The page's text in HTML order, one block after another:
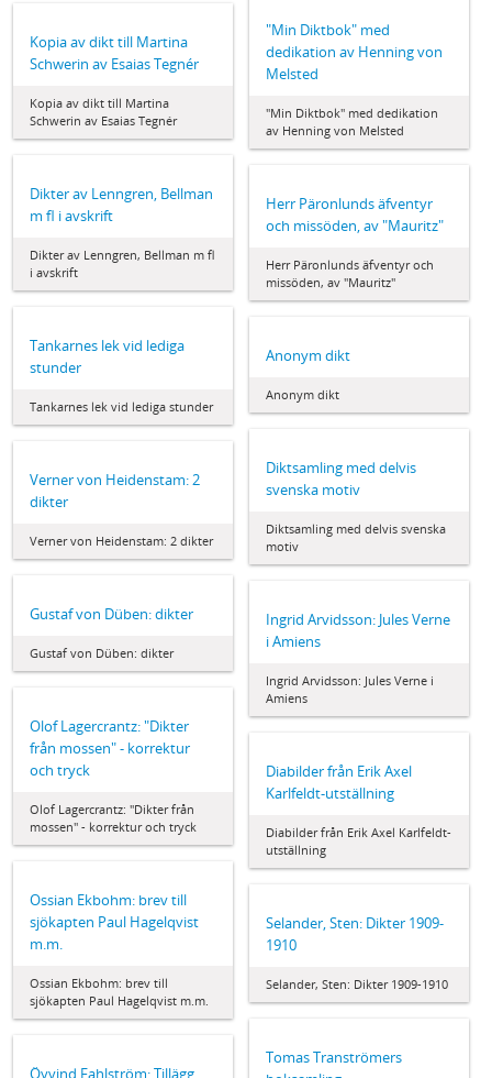
"Min Diktbok" med
dedikation av Henning von
Melsted
"Min Diktbok" med dedikation
av Henning von Melsted
Kopia av dikt till Martina
Schwerin av Esaias Tegnér
Kopia av dikt till Martina
Schwerin av Esaias Tegnér
Dikter av Lenngren, Bellman
m fl i avskrift
Dikter av Lenngren, Bellman m fl
i avskrift
Herr Päronlunds äfventyr
och missöden, av "Mauritz"
Herr Päronlunds äfventyr och
missöden, av "Mauritz"
Tankarnes lek vid lediga
stunder
Tankarnes lek vid lediga stunder
Anonym dikt
Anonym dikt
Diktsamling med delvis
svenska motiv
Diktsamling med delvis svenska
motiv
Verner von Heidenstam: 2
dikter
Verner von Heidenstam: 2 dikter
Gustaf von Düben: dikter
Gustaf von Düben: dikter
Ingrid Arvidsson: Jules Verne
i Amiens
Ingrid Arvidsson: Jules Verne i
Amiens
Olof Lagercrantz: "Dikter
från mossen" - korrektur
och tryck
Olof Lagercrantz: "Dikter från
mossen" - korrektur och tryck
Diabilder från Erik Axel
Karlfeldt-utställning
Diabilder från Erik Axel Karlfeldt-
utställning
Ossian Ekbohm: brev till
sjökapten Paul Hagelqvist
m.m.
Ossian Ekbohm: brev till
sjökapten Paul Hagelqvist m.m.
Selander, Sten: Dikter 1909-
1910
Selander, Sten: Dikter 1909-1910
Tomas Tranströmers